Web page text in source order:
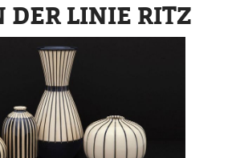
DER LINIE RITZ